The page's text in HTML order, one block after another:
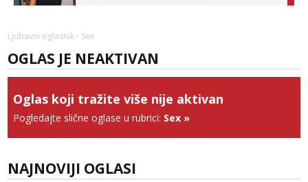
Zara
064/677-677- Kod: #123
tel:0,93€ - mob:1,12€ min
Obavijesti me kada se oslobodi
Tel: 064/677-677
Ljubavni oglasnik › Sex
OGLAS JE NEAKTIVAN
Oglas koji tražite više nije aktivan
Pogledajte slične oglase u rubrici: Sex »
NAJNOVIJI OGLASI